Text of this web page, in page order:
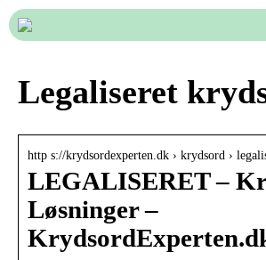
Legaliseret
http s://krydsordexperten.dk › krydsord ›
LEGALISERET –
Løsninger –